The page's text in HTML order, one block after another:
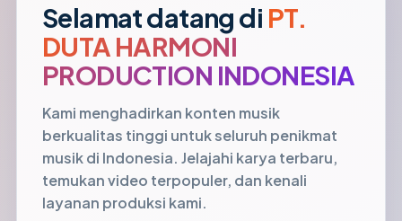
Selamat datang di PT.
DUTA HARMONI
PRODUCTION INDONESIA
Kami menghadirkan konten musik
berkualitas tinggi untuk seluruh penikmat
musik di Indonesia. Jelajahi karya terbaru,
temukan video terpopuler, dan kenali
layanan produksi kami.